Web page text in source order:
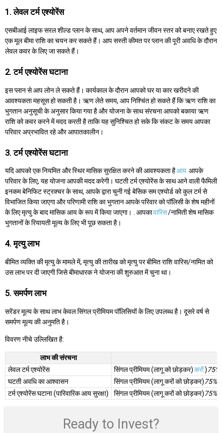
1. लेवल टर्म एश्योरेंस
एसबीआई लाइफ सरल शील्ड प्लान के साथ, आप अपने वर्तमान जीवन स्तर को बनाए रखते हुए
एक मूल बीमा राशि का चयन कर सकते हैं। आप सस्ती कीमत पर प्लान की पूरी अवधि के दौरान
लेवल कवर के लिए जा सकते हैं।
2. टर्म एश्योरेंस घटाना
इस प्लान से आप लोन ले सकते हैं। कार्यकाल के दौरान आपको घर या कार खरीदने की
आवश्यकता महसूस हो सकती है। ऋण लेते समय, आप निश्चिंत हो सकते हैं कि ऋण राशि का
भुगतान अनुसूची के अनुसार किया गया है और योजना के साथ संरचना आपको बकाया ऋण
राशि को कवर करने में मदद करती है ताकि यह सुनिश्चित हो सके कि संकट के समय आपका
परिवार अप्रभावित रहे और आपातकालीन।
3. टर्म एश्योरेंस घटाना
यदि आपको एक नियमित और स्थिर मासिक सुरक्षित करने की आवश्यकता हैआय आपके
परिवार के लिए, यह योजना आपकी मदद करेगी। घटती टर्म एश्योरेंस के साथ आने वाली फैमिली
इनकम बेनिफिट स्ट्रक्चर के साथ, आपके द्वारा चुनी गई बेसिक सम एश्योर्ड को कुल टर्म से
विभाजित किया जाएगा और परिणामी राशि का भुगतान आपके परिवार को पॉलिसी के शेष महीनों
के लिए मृत्यु के बाद मासिक आय के रूप में किया जाएगा। . आपकावारिस/नामिती शेष मासिक
भुगतानों के रियायती मूल्य के लिए भी पूछ सकता है।
4. मृत्यु लाभ
बीमित व्यक्ति की मृत्यु के मामले में, मृत्यु की तारीख को मृत्यु पर बीमित राशि वारिस/नामित को
उस लाभ पर दी जाएगी जिसे बीमाधारक ने योजना की शुरुआत में चुना था।
5. समर्पण लाभ
सरेंडर मूल्य के साथ लाभ केवल सिंगल प्रीमियम पॉलिसियों के लिए उपलब्ध है। दूसरे वर्ष से
समर्पण मूल्य की अनुमति है।
विवरण नीचे उल्लिखित है:
लाभ की संरचना
लेवल टर्म एश्योरेंस
सिंगल प्रीमियम (लागू को छोड़कर)करों)75%
घटती अवधि का आश्वासन
सिंगल प्रीमियम (लागू करों को छोड़कर)75%
टर्म एश्योरेंस घटाना (पारिवारिक आय सुरक्षा)
सिंगल प्रीमियम (लागू करों को छोड़कर)75%
Ready to Invest?